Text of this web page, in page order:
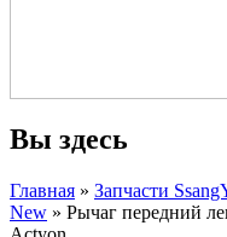
Вы здесь
Главная » Запчасти
New » Рычаг передний